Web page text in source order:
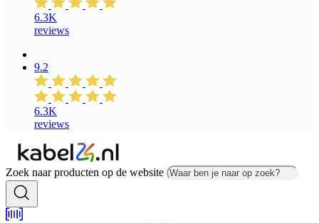
6.3K
reviews
9.2
6.3K
reviews
Zoek naar producten op de website